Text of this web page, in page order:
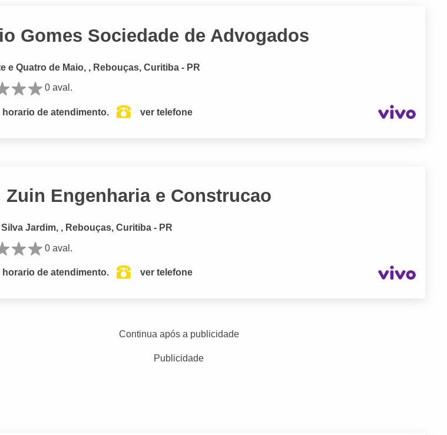
Gomes Sociedade de Advogados
e Quatro de Maio, , Rebouças, Curitiba - PR
0 aval.
horario de atendimento. ver telefone
Zuin Engenharia e Construcao
Jardim, , Rebouças, Curitiba - PR
0 aval.
horario de atendimento. ver telefone
Continua após a publicidade
Publicidade